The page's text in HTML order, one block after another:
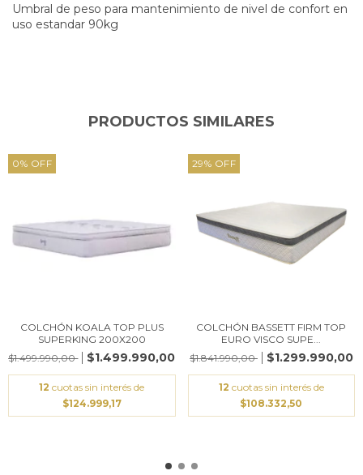
Umbral de peso para mantenimiento de nivel de confort en
uso estandar 90kg
PRODUCTOS SIMILARES
0% OFF
COLCHÓN KOALA TOP PLUS
SUPERKING 200X200
$1.499.990,00
$1.499.990,00
12 cuotas sin interés de
$124.999,17
29% OFF
COLCHÓN BASSETT FIRM TOP
EURO VISCO SUPE...
$1.841.990,00
$1.299.990,00
12 cuotas sin interés de
$108.332,50